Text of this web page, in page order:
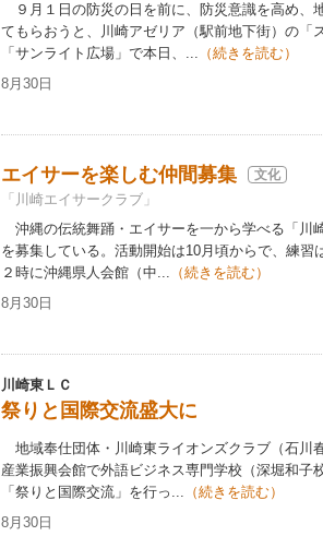
９月１日の防災の日を前に、防災意識を高め、
てもらおうと、川崎アゼリア（駅前地下街）の「
「サンライト広場」で本日、... （続きを読む）
8月30日
エイサーを楽しむ仲間募集 文化
「川崎エイサークラブ」
沖縄の伝統舞踊・エイサーを一から学べる「川
を募集している。活動開始は10月頃からで、練習
２時に沖縄県人会館（中... （続きを読む）
8月30日
川崎東ＬＣ
祭りと国際交流盛大に
地域奉仕団体・川崎東ライオンズクラブ（石川
産業振興会館で外語ビジネス専門学校（深堀和子
「祭りと国際交流」を行っ... （続きを読む）
8月30日